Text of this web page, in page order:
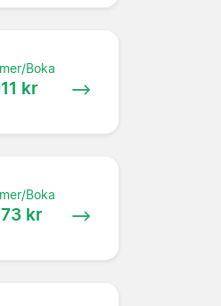
Boka
kr
Boka
kr